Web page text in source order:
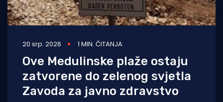
20 srp. 2026 1 MIN. ČITANJA
Ove Medulinske plaže ostaju
zatvorene do zelenog svjetla
Zavoda za javno zdravstvo